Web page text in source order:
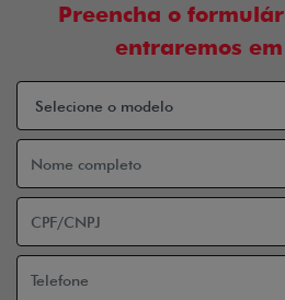
Preencha o
entraremos